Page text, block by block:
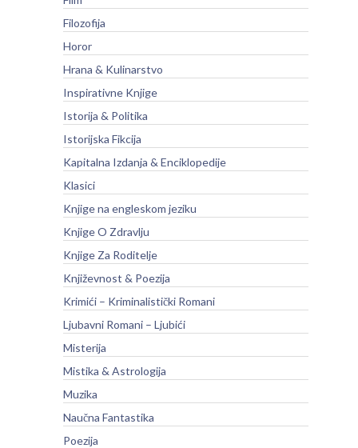
Filozofija
Horor
Hrana & Kulinarstvo
Inspirativne Knjige
Istorija & Politika
Istorijska Fikcija
Kapitalna Izdanja & Enciklopedije
Klasici
Knjige na engleskom jeziku
Knjige O Zdravlju
Knjige Za Roditelje
Književnost & Poezija
Krimići – Kriminalistički Romani
Ljubavni Romani – Ljubići
Misterija
Mistika & Astrologija
Muzika
Naučna Fantastika
Poezija